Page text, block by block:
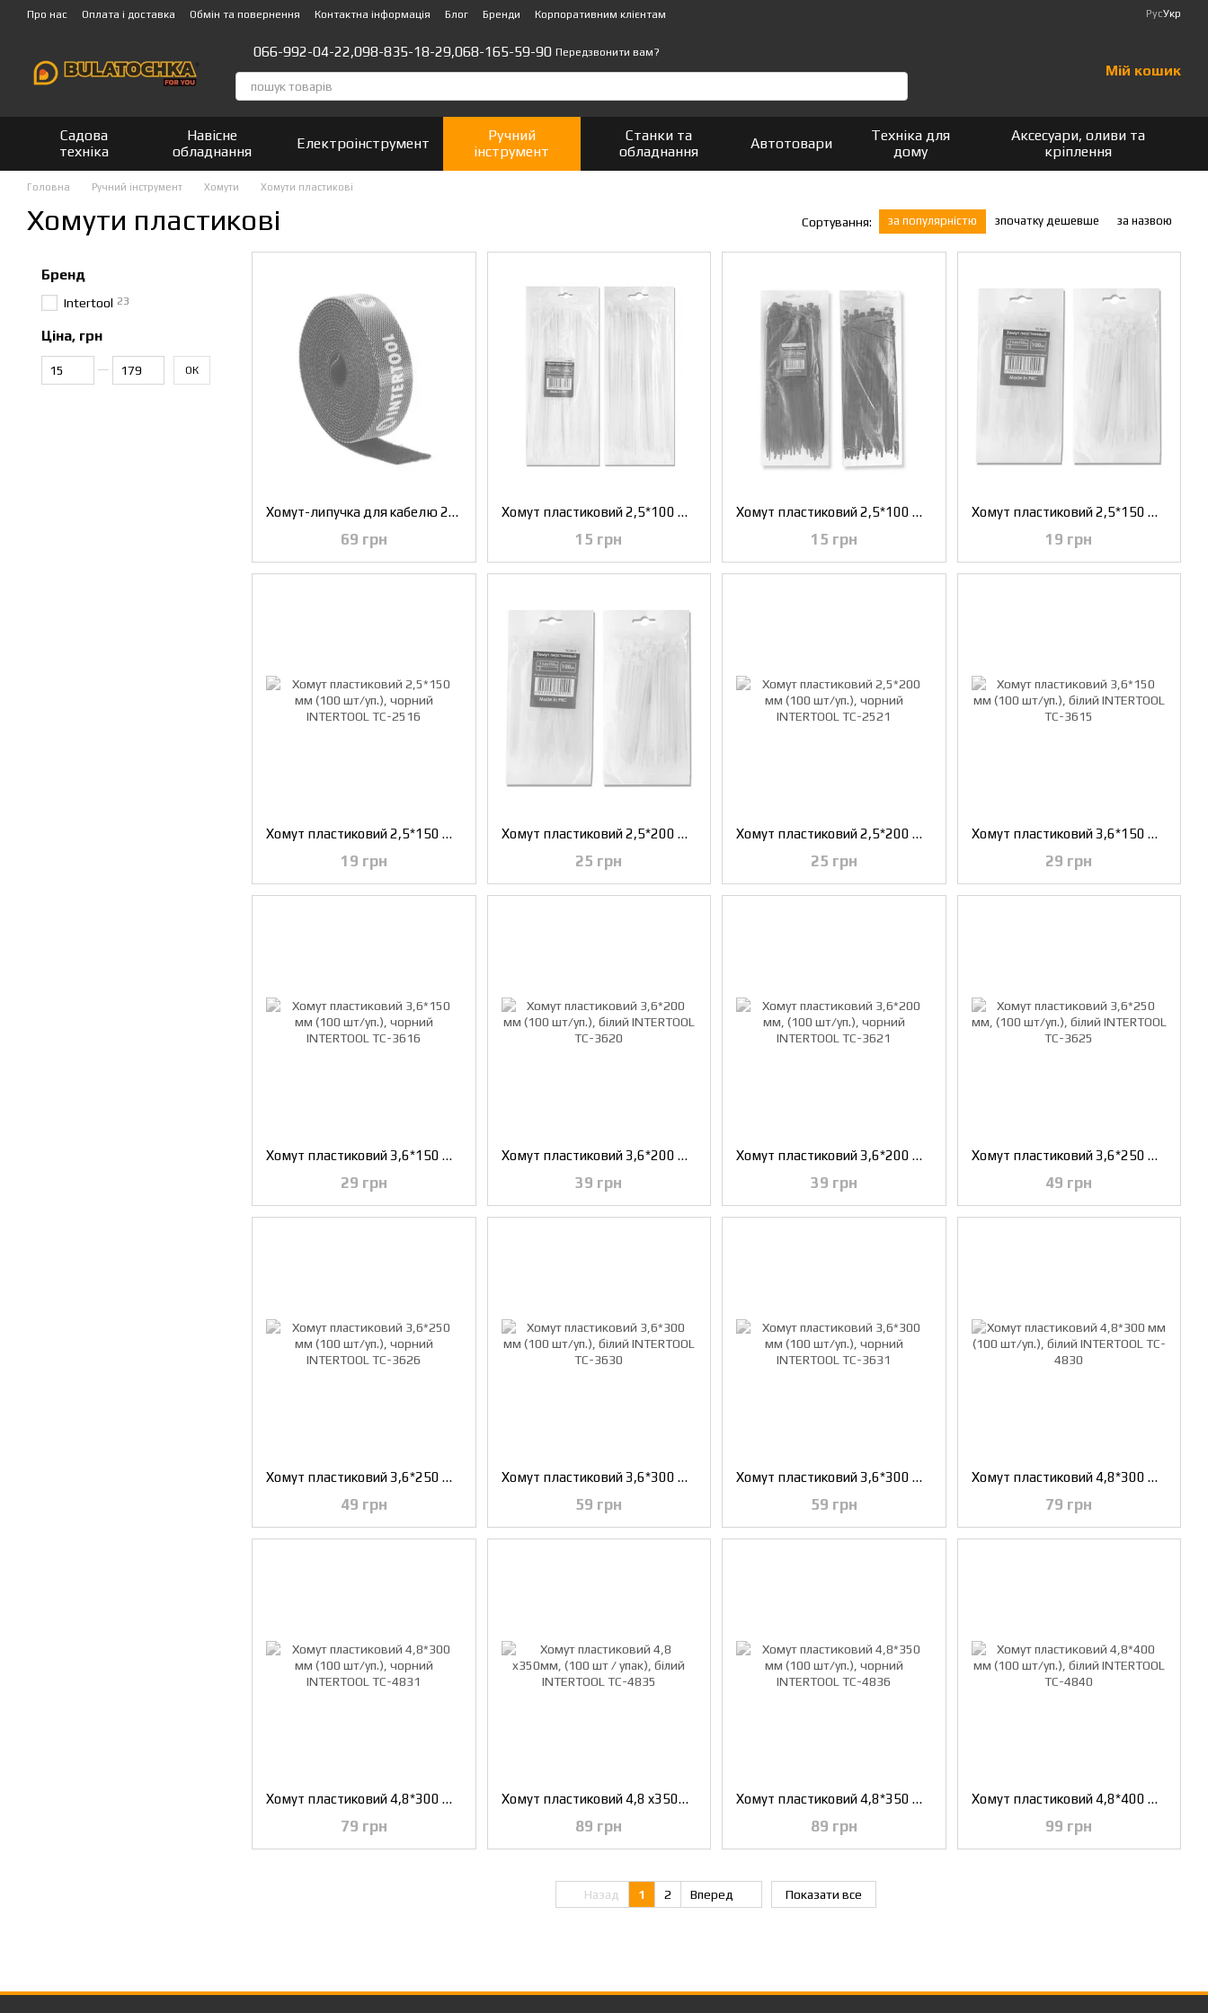
Перейти до основного контенту
Про нас Оплата і доставка Обмін та повернення Контактна інформація Блог Бренди Корпоративним клієнтам РусУкр
066-992-04-22,098-835-18-29,068-165-59-90 Передзвонити вам?
Мій кошик
Садова
техніка
Навісне
обладнання
Електроінструмент
Ручний
інструмент
Станки та
обладнання
Автотовари
Техніка для
дому
Аксесуари, оливи та
кріплення
Головна Ручний інструмент Хомути Хомути пластикові
Хомути пластикові Сортування: за популярністю зпочатку дешевше за назвою
Хомут-липучка для кабелю 2м INTERTOOL TC-0002
69 грн
Хомут пластиковий 2,5*100 мм, (100 шт/уп.), білий INTERTOOL TC-2510
15 грн
Хомут пластиковий 2,5*100 мм, (100 шт/уп.), чорний INTERTOOL TC-2511
15 грн
Хомут пластиковий 2,5*150 мм, (100 шт/уп.), білий INTERTOOL TC-2515
19 грн
Хомут пластиковий 2,5*150 мм (100 шт/уп.), чорний INTERTOOL TC-2516
19 грн
Хомут пластиковий 2,5*200 мм, (100 шт/уп.), білий INTERTOOL TC-2520
25 грн
Хомут пластиковий 2,5*200 мм (100 шт/уп.), чорний INTERTOOL TC-2521
25 грн
Хомут пластиковий 3,6*150 мм (100 шт/уп.), білий INTERTOOL TC-3615
29 грн
Хомут пластиковий 3,6*150 мм (100 шт/уп.), чорний INTERTOOL TC-3616
29 грн
Хомут пластиковий 3,6*200 мм (100 шт/уп.), білий INTERTOOL TC-3620
39 грн
Хомут пластиковий 3,6*200 мм, (100 шт/уп.), чорний INTERTOOL TC-3621
39 грн
Хомут пластиковий 3,6*250 мм, (100 шт/уп.), білий INTERTOOL TC-3625
49 грн
Хомут пластиковий 3,6*250 мм (100 шт/уп.), чорний INTERTOOL TC-3626
49 грн
Хомут пластиковий 3,6*300 мм (100 шт/уп.), білий INTERTOOL TC-3630
59 грн
Хомут пластиковий 3,6*300 мм (100 шт/уп.), чорний INTERTOOL TC-3631
59 грн
Хомут пластиковий 4,8*300 мм (100 шт/уп.), білий INTERTOOL TC-4830
79 грн
Хомут пластиковий 4,8*300 мм (100 шт/уп.), чорний INTERTOOL TC-4831
79 грн
Хомут пластиковий 4,8 x350мм, (100 шт / упак), білий INTERTOOL TC-4835
89 грн
Хомут пластиковий 4,8*350 мм (100 шт/уп.), чорний INTERTOOL TC-4836
89 грн
Хомут пластиковий 4,8*400 мм (100 шт/уп.), білий INTERTOOL TC-4840
99 грн
Назад 1 2 Вперед Показати все
Бренд
Intertool 23
Ціна, грн
ОК